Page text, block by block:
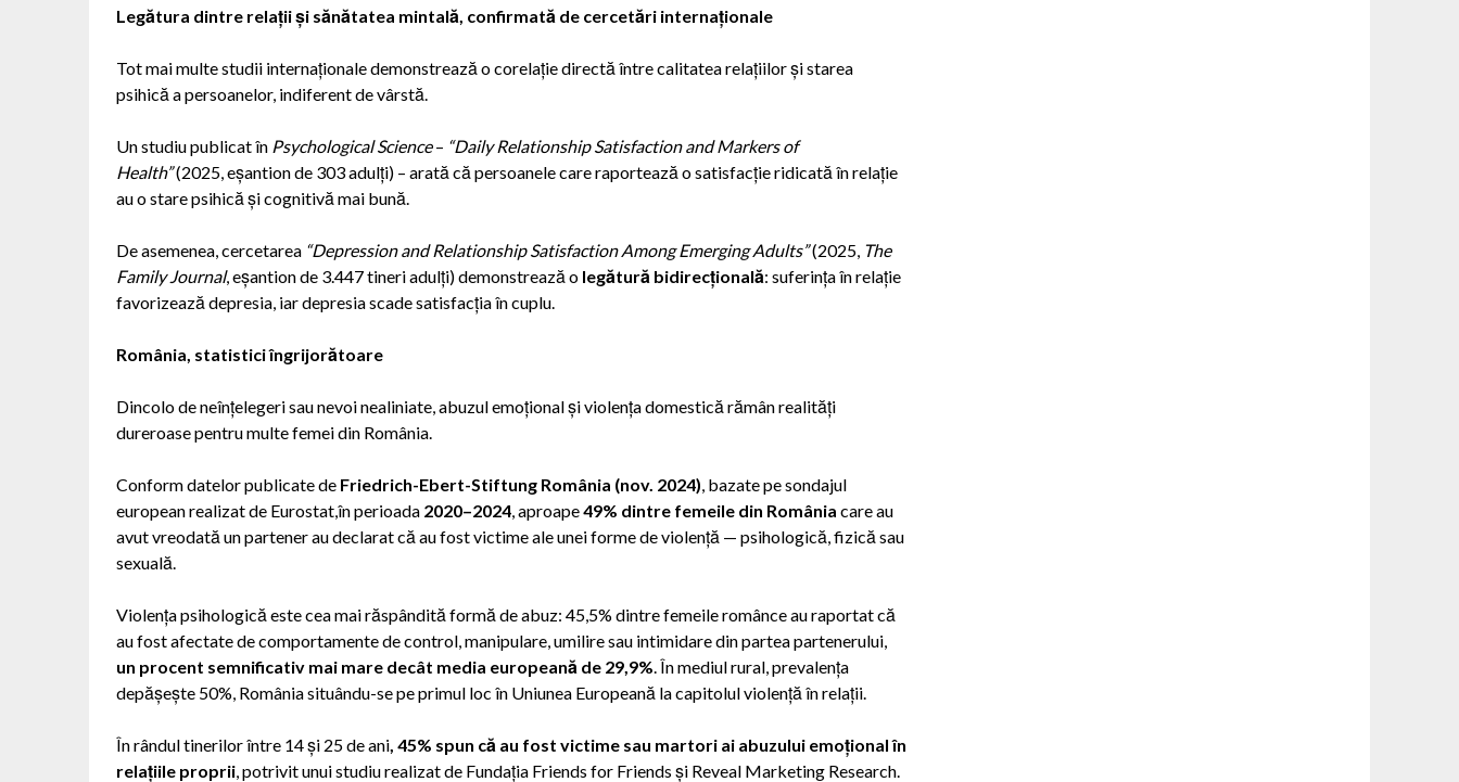
Legătura dintre relații și sănătatea mintală, confirmată de cercetări internaționale
Tot mai multe studii internaționale demonstrează o corelație directă între calitatea relațiilor și starea
psihică a persoanelor, indiferent de vârstă.
Un studiu publicat în Psychological Science– “Daily Relationship Satisfaction and Markers of
Health”(2025, eșantion de 303 adulți) – arată că persoanele care raportează o satisfacție ridicată în relație
au o stare psihică și cognitivă mai bună.
De asemenea, cercetarea “Depression and Relationship Satisfaction Among Emerging Adults”(2025, The
Family Journal, eșantion de 3.447 tineri adulți) demonstrează o legătură bidirecțională: suferința în relație
favorizează depresia, iar depresia scade satisfacția în cuplu.
România, statistici îngrijorătoare
Dincolo de neînțelegeri sau nevoi nealiniate, abuzul emoțional și violența domestică rămân realități
dureroase pentru multe femei din România.
Conform datelor publicate de Friedrich-Ebert-Stiftung România (nov. 2024) , bazate pe sondajul
european realizat de Eurostat,în perioada 2020–2024 , aproape49% dintre femeile din România care au
avut vreodată un partener au declarat că au fost victime ale unei forme de violență — psihologică, fizică sau
sexuală.
Violența psihologică este cea mai răspândită formă de abuz: 45,5% dintre femeile românce au raportat că
au fost afectate de comportamente de control, manipulare, umilire sau intimidare din partea partenerului,
un procent semnificativ mai mare decât media europeană de 29,9% . În mediul rural, prevalența
depășește 50%, România situându-se pe primul loc în Uniunea Europeană la capitolul violență în relații.
În rândul tinerilor între 14 și 25 de ani , 45% spun că au fost victime sau martori ai abuzului emoțional în
relațiile proprii , potrivit unui studiu realizat de Fundația Friends for Friends și Reveal Marketing Research.